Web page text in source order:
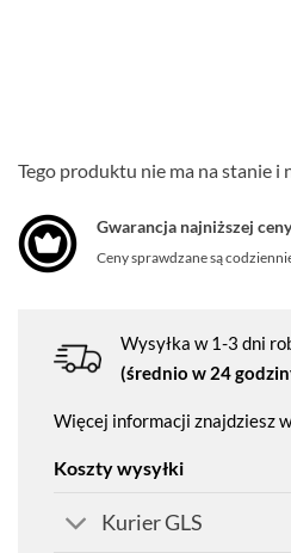
Tego produktu nie ma na stanie i
Gwarancja najniższej ceny
Ceny sprawdzane są
Wysyłka w 1-3 dni
(średnio w 24
Więcej informacji znajdziesz
Koszty wysyłki
Kurier GLS